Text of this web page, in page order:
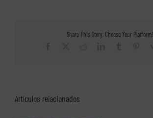
nuestra
Share This Story, Choose Your Platform!
Artículos relacionados